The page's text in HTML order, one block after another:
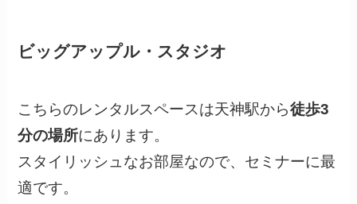
ビッグアップル・スタジオ
こちらのレンタルスペースは天神駅から徒歩3
分の場所にあります。
スタイリッシュなお部屋なので、セミナーに最
適です。